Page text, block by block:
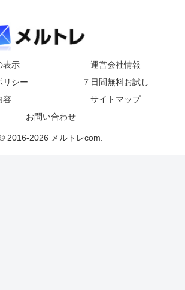
表示
運営会社情報
リシー
７日間無料お試し
容
サイトマップ
お問い合わせ
2016-2026 メルトレcom.